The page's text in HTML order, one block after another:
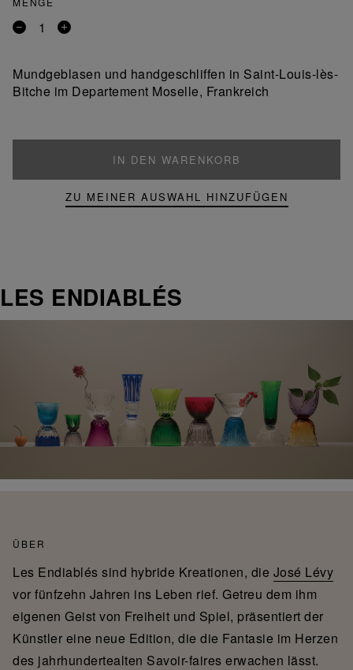
Entfernen
Produkt
Ein
Mundgeblasen und handgeschliffen in Saint-Louis-lès-
Bitche im Departement Moselle, Frankreich
IN DEN WARENKORB
ZU MEINER AUSWAHL HINZUFÜGEN
LES ENDIABLÉS
ÜBER
Les Endiablés sind hybride Kreationen, die José Lévy
vor fünfzehn Jahren ins Leben rief. Getreu dem ihm
eigenen Geist von Freiheit und Spiel, präsentiert der
Künstler eine neue Edition, die die Fantasie im Herzen
des jahrhundertealten Savoir-faires erwachen lässt.